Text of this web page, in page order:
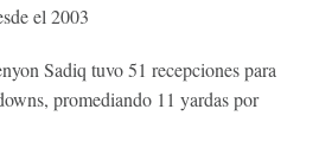
el 2003
Sadiq tuvo 51 recepciones para
promediando 11 yardas por